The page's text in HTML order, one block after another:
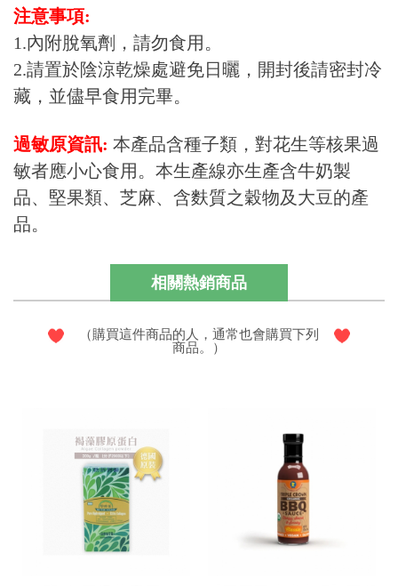
注意事項:
1.內附脫氧劑，請勿食用。
2.請置於陰涼乾燥處避免日曬，開封後請密封冷
藏，並儘早食用完畢。
過敏原資訊: 本產品含種子類，對花生等核果過
敏者應小心食用。本生產線亦生產含牛奶製
品、堅果類、芝麻、含麩質之穀物及大豆的產
品。
相關熱銷商品
（購買這件商品的人，通常也會購買下列
商品。）